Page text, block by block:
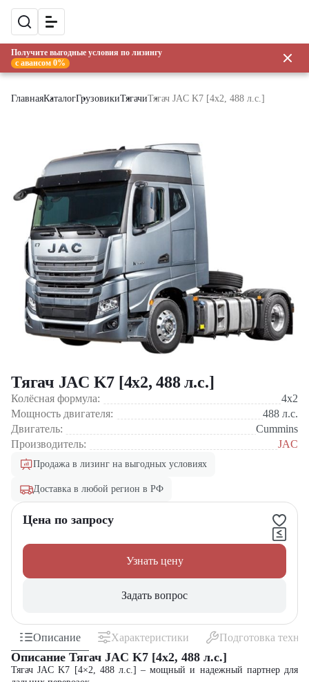
Получите выгодные условия по лизингу
с авансом 0%
ГлавнаяКаталогГрузовикиТягачиТягач JAC K7 [4x2, 488 л.с.]
Тягач JAC K7 [4x2, 488 л.с.]
Колёсная формула:
4x2
Мощность двигателя:
488 л.с.
Двигатель:
Cummins
Производитель:
JAC
Продажа в лизинг на выгодных условиях
Доставка в любой регион в РФ
Цена по запросу
Узнать цену
Задать вопрос
Описание Характеристики Подготовка
Описание Тягач JAC K7 [4x2, 488 л.с.]
Тягач JAC K7 [4×2, 488 л.с.] – мощный и надежный партнер для